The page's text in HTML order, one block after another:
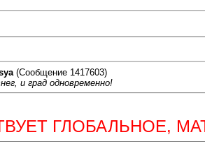
(Сообщение 1417603)
и град одновременно!
ГЛОБАЛЬНОЕ,